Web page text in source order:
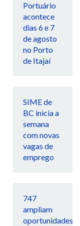
Portuário
acontece
dias 6 e 7
de agosto
no Porto
de Itajaí
SIME de
BC inicia a
semana
com novas
vagas de
emprego
747
ampliam
oportunidades